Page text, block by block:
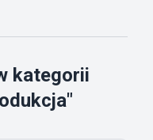
kategorii